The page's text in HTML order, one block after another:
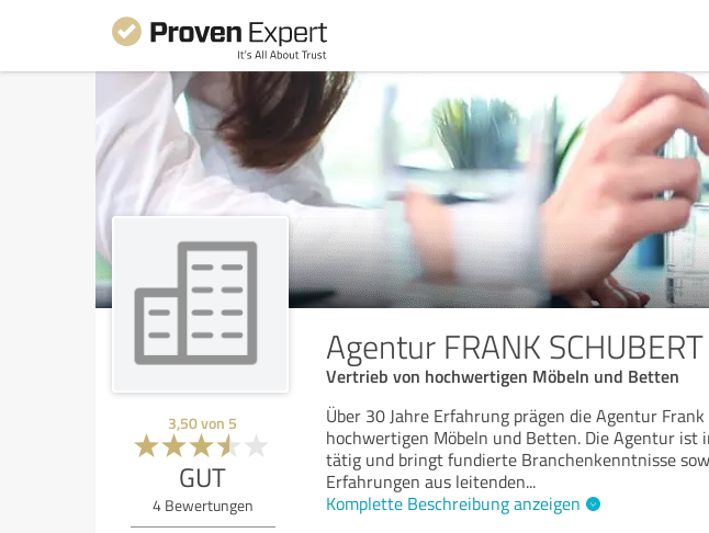
Agentur FRANK SCHUBERT
Vertrieb von hochwertigen Möbeln und Betten
3,50von 5
GUT
4Bewertungen
Über 30 Jahre Erfahrung prägen die Agentur
hochwertigen Möbeln und Betten. Die Agentur ist
tätig und bringt fundierte Branchenkenntnisse
Erfahrungen aus leitenden...
Komplette Beschreibung anzeigen